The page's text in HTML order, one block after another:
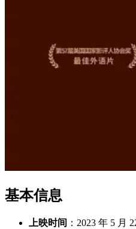
基本信息
上映时间 ：2023 年 5 月